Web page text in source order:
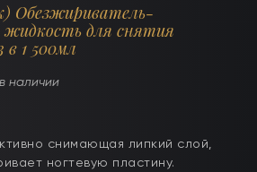
Обезжириватель-
для снятия
в 1 500мл
наличии
снимающая липкий слой,
ногтевую пластину.